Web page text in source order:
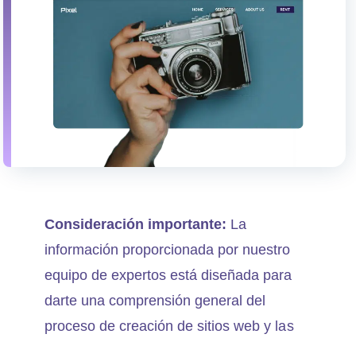
Consideración importante: La
información proporcionada por nuestro
equipo de expertos está diseñada para
darte una comprensión general del
proceso de creación de sitios web y las